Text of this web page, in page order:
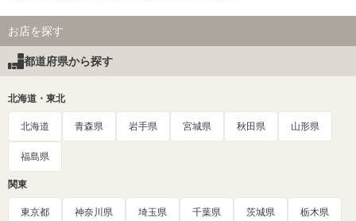
お店を探す
都道府県から探す
北海道・東北
北海道 青森県 岩手県 宮城県 秋田県 山形県
福島県
関東
東京都 神奈川県 埼玉県 千葉県 茨城県 栃木県